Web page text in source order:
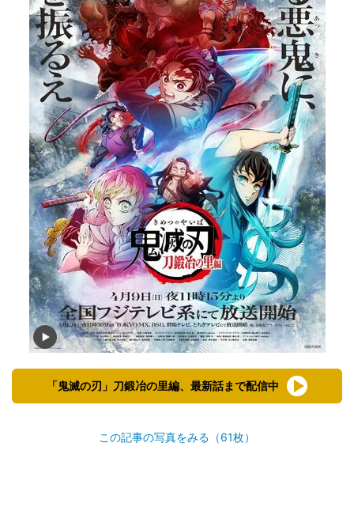
「鬼滅の刃」刀鍛冶の里編、最新話まで配信中
この記事の写真をみる（61枚）